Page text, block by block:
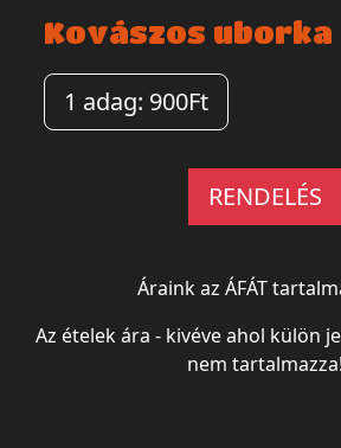
Kovászos uborka
1 adag: 900Ft
RENDELÉS
Áraink az ÁFÁT
Az ételek ára - kivéve ahol külön
nem tartalmazza!